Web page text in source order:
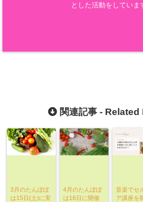
とした活動をしていま
関連記事 - Related
3月のたんぽぽ
は15日(土)に実
4月のたんぽぽ
は16日に開催
音楽でセ
ア講座を